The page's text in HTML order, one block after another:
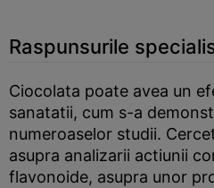
Raspunsurile
Ciocolata poate avea un
sanatatii, cum s-a
numeroaselor studii.
asupra analizarii actiunii
flavonoide, asupra unor